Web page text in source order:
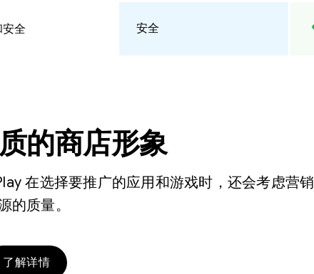
安全 安全
的商店形象
在选择要推广的应用和游戏时，还会考虑营销
的质量。
了解详情